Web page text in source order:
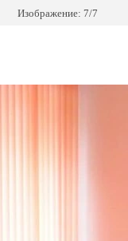
Изображение: 7/7